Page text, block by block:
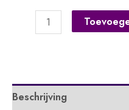
in
je
Beschrijving